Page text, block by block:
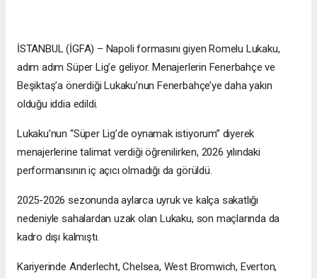
İSTANBUL (İGFA) – Napoli formasını giyen Romelu Lukaku,
adım adım Süper Lig’e geliyor. Menajerlerin Fenerbahçe ve
Beşiktaş’a önerdiği Lukaku’nun Fenerbahçe’ye daha yakın
olduğu iddia edildi.
Lukaku’nun “Süper Lig’de oynamak istiyorum” diyerek
menajerlerine talimat verdiği öğrenilirken, 2026 yılındaki
performansının iç açıcı olmadığı da görüldü.
2025-2026 sezonunda aylarca uyruk ve kalça sakatlığı
nedeniyle sahalardan uzak olan Lukaku, son maçlarında da
kadro dışı kalmıştı.
Kariyerinde Anderlecht, Chelsea, West Bromwich, Everton,